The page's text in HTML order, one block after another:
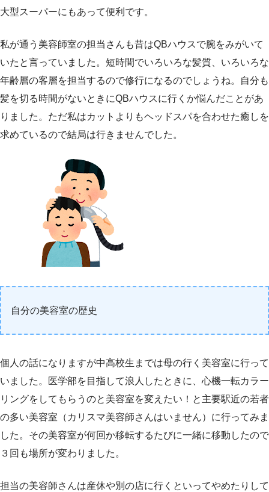
大型スーパーにもあって便利です。
私が通う美容師室の担当さんも昔はQBハウスで腕をみがいて
いたと言っていました。短時間でいろいろな髪質、いろいろな
年齢層の客層を担当するので修行になるのでしょうね。自分も
髪を切る時間がないときにQBハウスに行くか悩んだことがあ
りました。ただ私はカットよりもヘッドスパを合わせた癒しを
求めているので結局は行きませんでした。
自分の美容室の歴史
個人の話になりますが中高校生までは母の行く美容室に行って
いました。医学部を目指して浪人したときに、心機一転カラー
リングをしてもらうのと美容室を変えたい！と主要駅近の若者
の多い美容室（カリスマ美容師さんはいません）に行ってみま
した。その美容室が何回か移転するたびに一緒に移動したので
３回も場所が変わりました。
担当の美容師さんは産休や別の店に行くといってやめたりして